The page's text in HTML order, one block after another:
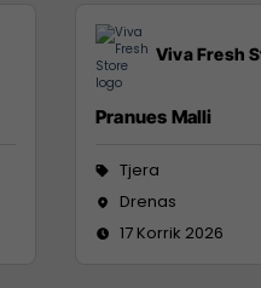
Viva Fresh
Pranues Malli
Tjera
Drenas
17 Korrik 2026